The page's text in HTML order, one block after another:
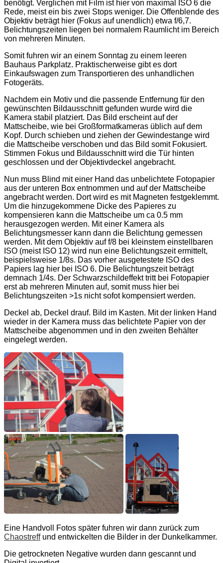
benötigt. Verglichen mit Film ist hier von maximal ISO 6 die
Rede, meist ein bis zwei Stops weniger. Die Offenblende des
Objektiv beträgt hier (Fokus auf unendlich) etwa f/6,7.
Belichtungszeiten liegen bei normalem Raumlicht im Bereich
von mehreren Minuten.
Somit fuhren wir an einem Sonntag zu einem leeren
Bauhaus Parkplatz. Praktischerweise gibt es dort
Einkaufswagen zum Transportieren des unhandlichen
Fotogeräts.
Nachdem ein Motiv und die passende Entfernung für den
gewünschten Bildausschnitt gefunden wurde wird die
Kamera stabil platziert. Das Bild erscheint auf der
Mattscheibe, wie bei Großformatkameras üblich auf dem
Kopf. Durch schieben und ziehen der Gewindestange wird
die Mattscheibe verschoben und das Bild somit Fokusiert.
Stimmen Fokus und Bildausschnitt wird die Tür hinten
geschlossen und der Objektivdeckel angebracht.
Nun muss Blind mit einer Hand das unbelichtete Fotopapier
aus der unteren Box entnommen und auf der Mattscheibe
angebracht werden. Dort wird es mit Magneten festgeklemmt.
Um die hinzugekommene Dicke des Papieres zu
kompensieren kann die Mattscheibe um ca 0.5 mm
herausgezogen werden. Mit einer Kamera als
Belichtungsmesser kann dann die Belichtung gemessen
werden. Mit dem Objektiv auf f/8 bei kleinstem einstellbaren
ISO (meist ISO 12) wird nun eine Belichtungszeit ermittelt,
beispielsweise 1/8s. Das vorher ausgetestete ISO des
Papiers lag hier bei ISO 6. Die Belichtungszeit beträgt
demnach 1/4s. Der Schwarzschildeffekt tritt bei Fotopapier
erst ab mehreren Minuten auf, somit muss hier bei
Belichtungszeiten >1s nicht sofot kompensiert werden.
Deckel ab, Deckel drauf. Bild im Kasten. Mit der linken Hand
wieder in der Kamera muss das belichtete Papier von der
Mattscheibe abgenommen und in den zweiten Behälter
eingelegt werden.
Eine Handvoll Fotos später fuhren wir dann zurück zum
Chaostreffund entwickelten die Bilder in der Dunkelkammer.
Die getrockneten Negative wurden dann gescannt und